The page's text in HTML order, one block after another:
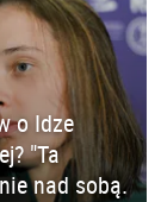
o Idze
"Ta
nad sobą.